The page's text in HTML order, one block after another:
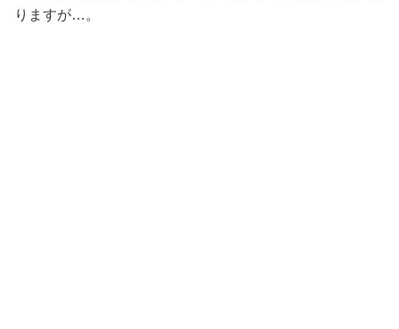
りますが…。